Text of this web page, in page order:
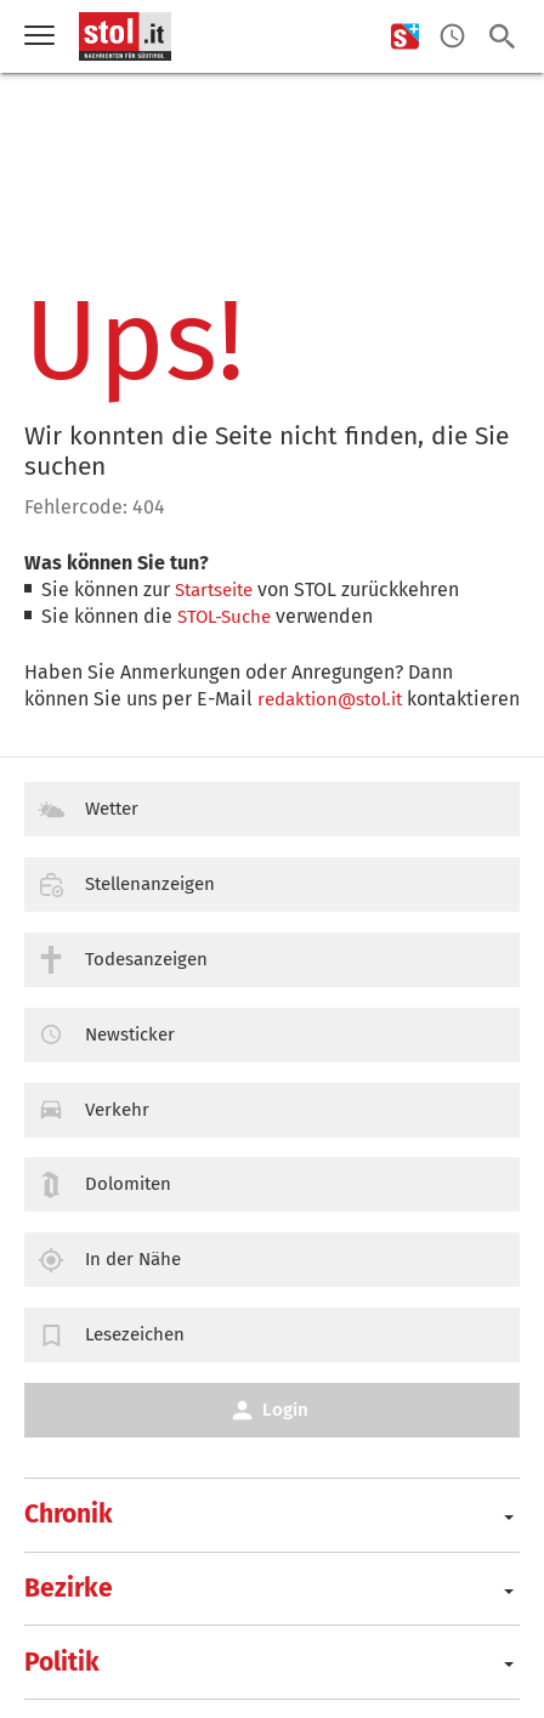
Ups!
Wir konnten die Seite nicht finden, die Sie
suchen
Fehlercode: 404
Was können Sie tun?
Sie können zurStartseite von STOL zurückkehren
Sie können dieSTOL-Suche verwenden
Haben Sie Anmerkungen oder Anregungen? Dann
können Sie uns per E-Mail redaktion@stol.itkontaktieren
Chronik
Bezirke
Politik
Wetter
Stellenanzeigen
Todesanzeigen
Newsticker
Verkehr
Dolomiten
In der Nähe
Lesezeichen
Login